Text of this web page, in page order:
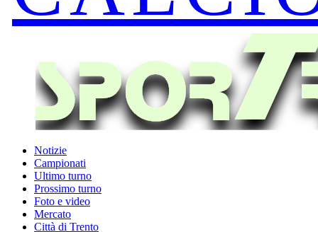
Notizie
Campionati
Ultimo turno
Prossimo turno
Foto e video
Mercato
Città di Trento